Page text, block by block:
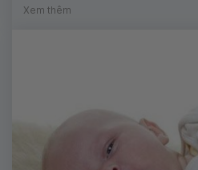
Xem thêm